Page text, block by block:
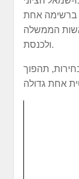
ברשימה אחת
הממשלה
ולכנסת.
תהפוך